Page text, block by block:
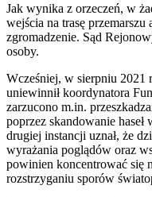
Jak wynika z orzeczeń, w
wejścia na trasę przemarszu
zgromadzenie. Sąd
osoby.
Wcześniej, w sierpniu 2021
uniewinnił koordynatora
zarzucono m.in.
poprzez skandowanie
drugiej instancji uznał, że
wyrażania poglądów oraz
powinien koncentrować się
rozstrzyganiu sporów